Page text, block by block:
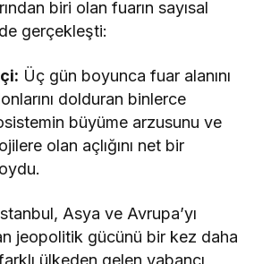
biri olan fuarın sayısal
gerçekleşti:
Üç gün boyunca fuar alanını
dolduran binlerce
büyüme arzusunu ve
olan açlığını net bir
Asya ve Avrupa’yı
jeopolitik gücünü bir kez daha
ülkeden gelen yabancı